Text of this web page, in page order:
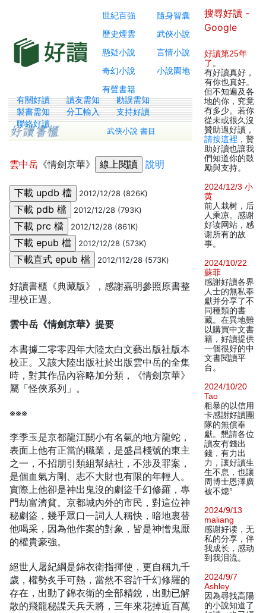
世紀百強
隨身智囊
歷史煙雲
武俠小說
懸疑小說
言情小說
奇幻小說
小說園地
有聲書籍
有關好讀 讀友需知
勘誤需知
製書需知
分工輸入
支持好讀
聯絡好讀
武俠小說 書目
雲中岳 《情劍京華》 說明
2012/12/28 (826K)
2012/12/28 (793K)
2012/12/28 (861K)
2012/12/28 (573K)
2012/112/28 (573K)
好讀書櫃《典藏版》，感謝嘉明參照原書整
理校正過。
雲中岳《情劍京華》提要
本書據二零零四年大陸太白文藝出版社版本
校正。又該大陸出版社於出版雲中岳的全集
時，對其作品內容略加分類，《情劍京華》
屬「怪俠系列」。
※※※
李季玉是京都龍江關小有名氣的地方龍蛇，
表面上他有正當的職業，是盛昌棧號的東主
之一，不招朋引類組幫結社，不涉及罪案，
是個血氣方剛、志不大財也有限的年輕人。
實際上他卻是神出鬼沒的劇盜千幻修羅，專
門劫富濟貧。京都城內外的市民，對這位神
秘劇盜，幾乎眾口一詞人人稱快，暗地裏替
他喝采，因為他作案的對象，皆是神憎鬼厭
的權貴豪強。
絕世人屠紀綱是錦衣衛指揮使，更自稱九千
歲，權勢炙手可熱，當然不容許千幻修羅的
存在，出動了錦衣衛的全部精銳，出動已解
散的飛龍秘諜天兵天將，三年來花掉近百萬
搜尋好讀 -
Google
好讀第25年
了 。
有好讀真好，
有你也真好。
但不知遍及各
地的你，究竟
有多少。若你
從未或很久沒
贊助過好讀，
請按這裡 ，贊
助好讀也讓我
們知道你的鼓
勵與支持。
2024/12/3 小
黄
前人栽树，后
人乘凉。感谢
好读网站，感
谢所有的故
事。
2024/10/22
蘇菲
感謝好讀各界
人士的無私奉
獻并分享了不
同種類的書
藏。在異地難
以購買中文書
籍，好讀提供
一個很好的中
文書閱讀平
台。
2024/10/20
Tao
粗暴的以信用
卡感謝好讀團
隊的無償奉
獻。懇請各位
讀友有錢出
錢，有力出
力，讓好讀生
生不息，也讓
周博士恩澤廣
被不熄°
2024/9/13
maliang
感谢好读，无
私的分享，伴
我成长，感动
到我泪流。
2024/9/7
Ashley
因為尋找高陽
的小說知道了